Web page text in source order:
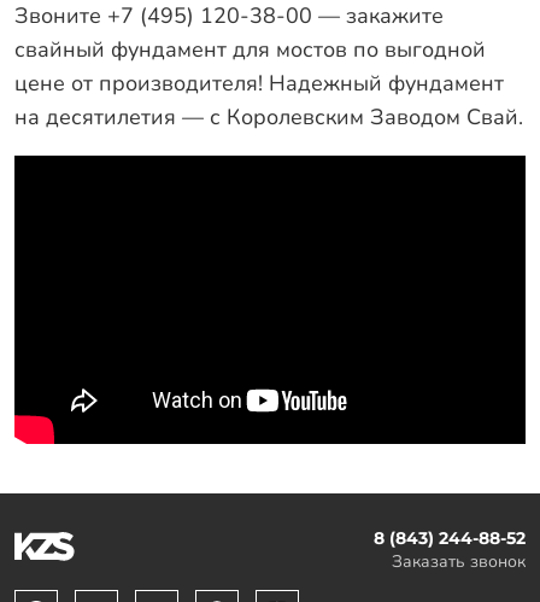
Звоните +7 (495) 120-38-00 — закажите
свайный фундамент для мостов по выгодной
цене от производителя! Надежный фундамент
на десятилетия — с Королевским Заводом Свай.
8 (843) 244-88-52
Заказать звонок